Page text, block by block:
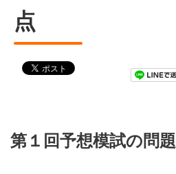
点
第１回予想模試の問題